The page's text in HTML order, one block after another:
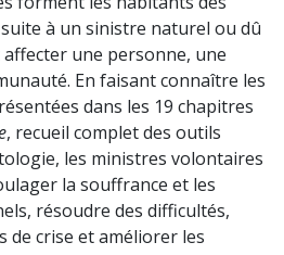
à un sinistre naturel ou dû
une personne, une
En faisant connaître les
dans les 19 chapitres
, recueil complet des outils
les ministres volontaires
la souffrance et les
résoudre des difficultés,
crise et améliorer les